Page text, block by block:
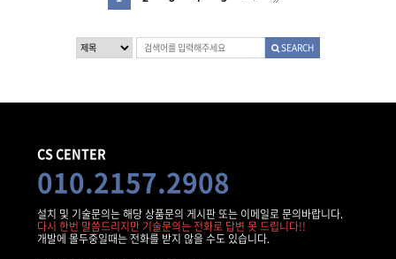
SEARCH
CS CENTER
010.2157.2908
설치 및 기술문의는 해당 상품문의 게시판 또는 이메일로 문의바랍니다.
다시 한번 말씀드리지만 기술문의는 전화로 답변 못 드립니다!!
개발에 몰두중일때는 전화를 받지 않을 수도 있습니다.